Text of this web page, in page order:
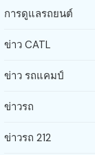
การดูแลรถยนต์
ข่าว CATL
ข่าว รถแคมป์
ข่าวรถ
ข่าวรถ 212